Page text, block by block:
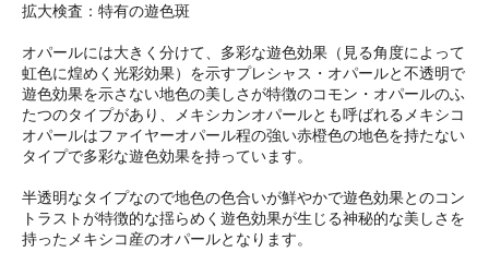
拡大検査：特有の遊色斑
オパールには大きく分けて、多彩な遊色効果（見る角度によって
虹色に煌めく光彩効果）を示すプレシャス・オパールと不透明で
遊色効果を示さない地色の美しさが特徴のコモン・オパールのふ
たつのタイプがあり、メキシカンオパールとも呼ばれるメキシコ
オパールはファイヤーオパール程の強い赤橙色の地色を持たない
タイプで多彩な遊色効果を持っています。
半透明なタイプなので地色の色合いが鮮やかで遊色効果とのコン
トラストが特徴的な揺らめく遊色効果が生じる神秘的な美しさを
持ったメキシコ産のオパールとなります。